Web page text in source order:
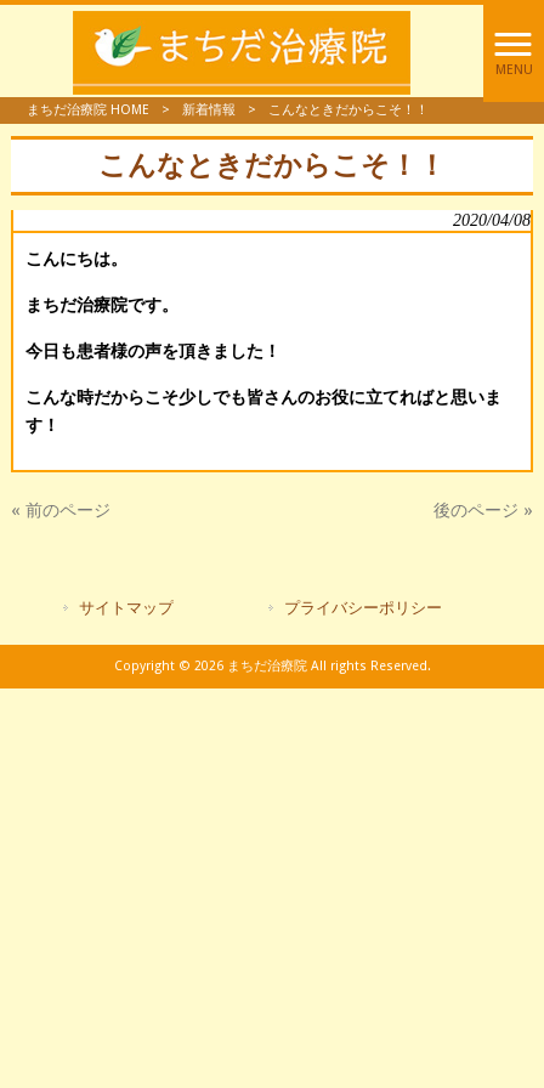
MENU
まちだ治療院 HOME > 新着情報 > こんなときだからこそ！！
こんなときだからこそ！！
2020/04/08
こんにちは。
まちだ治療院です。
今日も患者様の声を頂きました！
こんな時だからこそ少しでも皆さんのお役に立てればと思いま
す！
« 前のページ 後のページ »
サイトマップ プライバシーポリシー
Copyright © 2026 まちだ治療院 All rights Reserved.